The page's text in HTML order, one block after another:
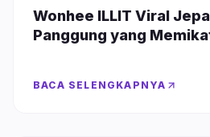
Wonhee ILLIT Viral
Panggung yang
BACA SELENGKAPNYA